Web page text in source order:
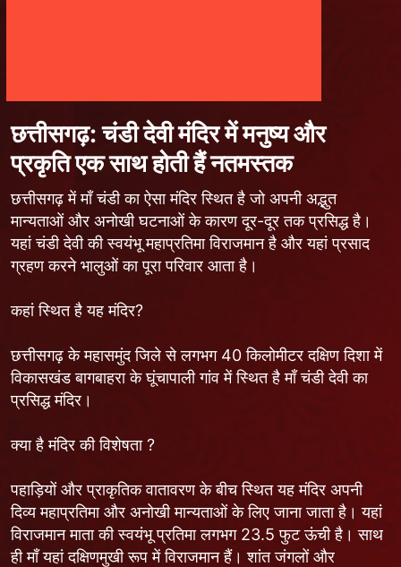
छत्तीसगढ़: चंडी देवी मंदिर में मनुष्य और
प्रकृति एक साथ होती हैं नतमस्तक
छत्तीसगढ़ में माँ चंडी का ऐसा मंदिर स्थित है जो अपनी अद्भुत
मान्यताओं और अनोखी घटनाओं के कारण दूर-दूर तक प्रसिद्ध है।
यहां चंडी देवी की स्वयंभू महाप्रतिमा विराजमान है और यहां प्रसाद
ग्रहण करने भालुओं का पूरा परिवार आता है।
कहां स्थित है यह मंदिर?
छत्तीसगढ़ के महासमुंद जिले से लगभग 40 किलोमीटर दक्षिण दिशा में
विकासखंड बागबाहरा के घूंचापाली गांव में स्थित है माँ चंडी देवी का
प्रसिद्ध मंदिर।
क्या है मंदिर की विशेषता ?
पहाड़ियों और प्राकृतिक वातावरण के बीच स्थित यह मंदिर अपनी
दिव्य महाप्रतिमा और अनोखी मान्यताओं के लिए जाना जाता है। यहां
विराजमान माता की स्वयंभू प्रतिमा लगभग 23.5 फुट ऊंची है। साथ
ही माँ यहां दक्षिणमुखी रूप में विराजमान हैं। शांत जंगलों और